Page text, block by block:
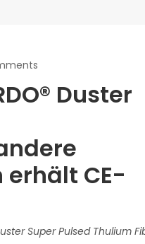
Duster
CE-
Super Pulsed Thulium